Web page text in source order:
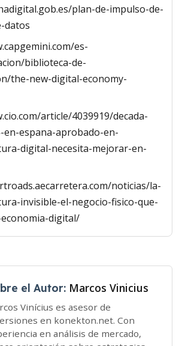
plan-de-impulso-de-
datos
es-
biblioteca-de-
the-new-digital-economy-
article/4039919/decada-
en-espana-aprobado-en-
digital-necesita-mejorar-en-
noticias/la-
invisible-el-negocio-fisico-que-
digital/
el Autor: Marcos Vinicius
Vinícius es asesor de
en konekton.net. Con
en análisis de mercado,